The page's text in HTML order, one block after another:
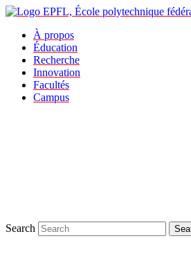
À propos
Éducation
Recherche
Innovation
Facultés
Campus
Search